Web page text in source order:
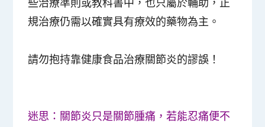
規治療仍需以確實具有療效的藥物為主。
請勿抱持靠健康食品治療關節炎的謬誤！
迷思：關節炎只是關節腫痛，若能忍痛便不